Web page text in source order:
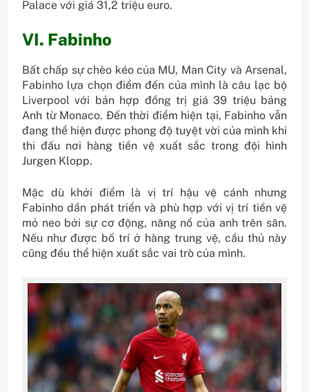
Palace với giá 31,2 triệu euro.
VI. Fabinho
Bất chấp sự chèo kéo của MU, Man City và Arsenal,
Fabinho lựa chọn điểm đến của mình là câu lạc bộ
Liverpool với bản hợp đồng trị giá 39 triệu bảng
Anh từ Monaco. Đến thời điểm hiện tại, Fabinho vẫn
đang thể hiện được phong độ tuyệt vời của mình khi
thi đấu nơi hàng tiền vệ xuất sắc trong đội hình
Jurgen Klopp.
Mặc dù khởi điểm là vị trí hậu vệ cánh nhưng
Fabinho dần phát triển và phù hợp với vị trí tiền vệ
mỏ neo bởi sự cơ động, năng nổ của anh trên sân.
Nếu như được bố trí ở hàng trung vệ, cầu thủ này
cũng đều thể hiện xuất sắc vai trò của mình.